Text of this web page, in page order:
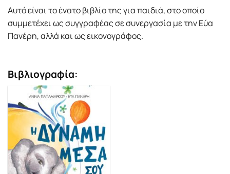
Αυτό είναι το ένατο βιβλίο της για παιδιά, στο οποίο
συµµετέχει ως συγγραφέας σε συνεργασία µε την Εύα
Πανέρη, αλλά και ως εικονογράφος.
Βιβλιογραφία: